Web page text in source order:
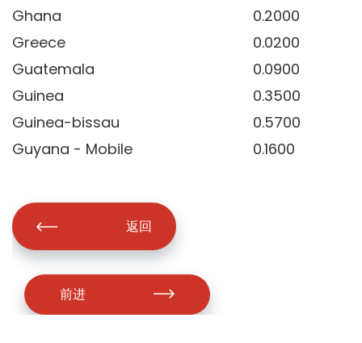
Ghana
0.2000
Greece
0.0200
Guatemala
0.0900
Guinea
0.3500
Guinea-bissau
0.5700
Guyana - Mobile
0.1600
返回
前进